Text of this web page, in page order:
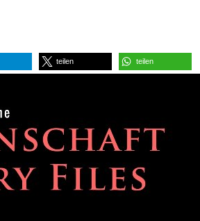
teilen teilen